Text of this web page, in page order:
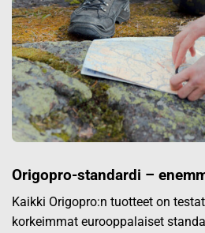
Origopro-standardi –
Kaikki Origopro:n tuotteet on
korkeimmat eurooppalaiset